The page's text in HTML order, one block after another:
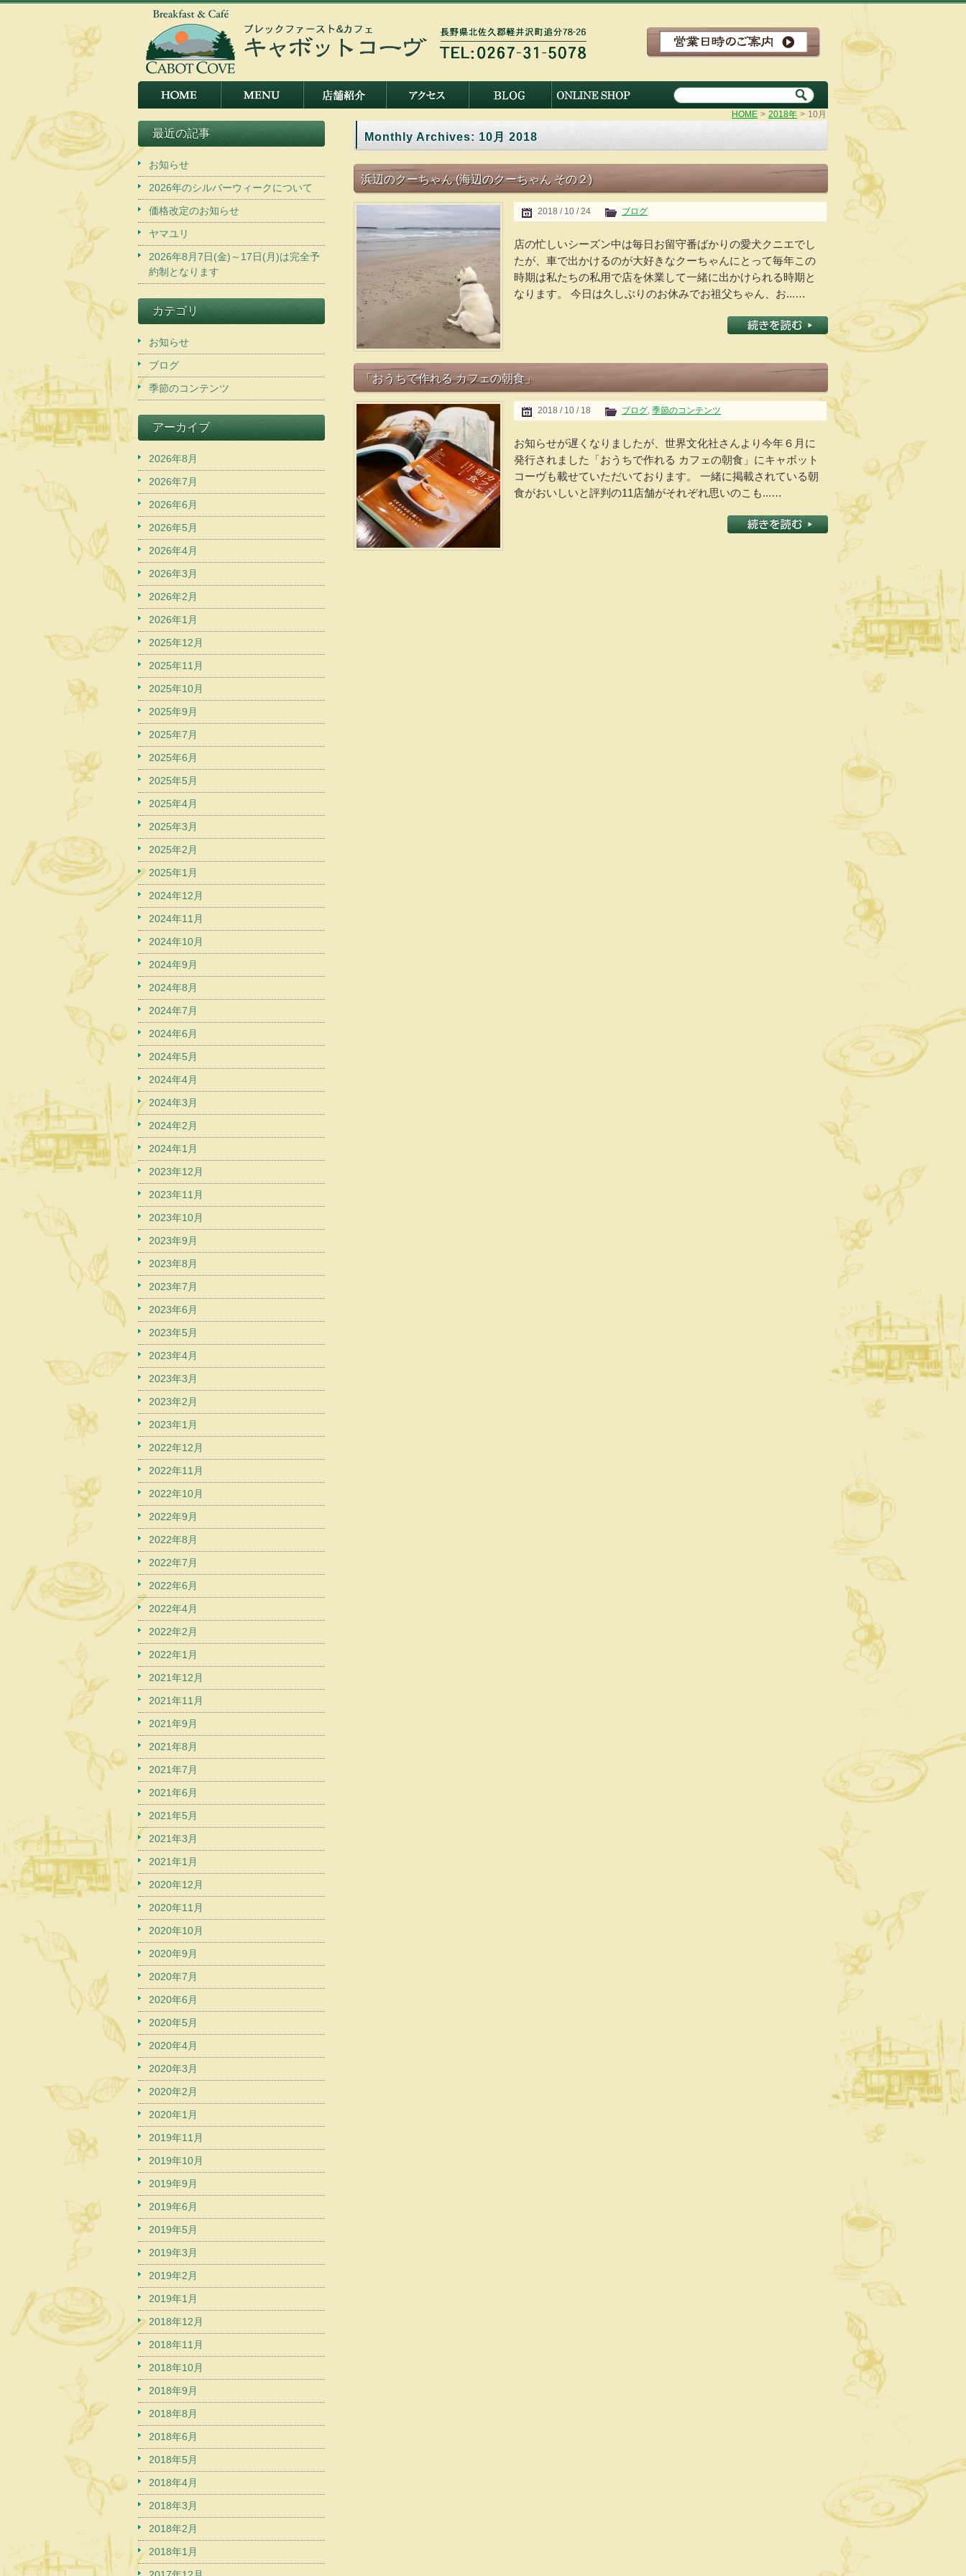
HOME > 2018年 > 10月
Monthly Archives: 10月 2018
浜辺のクーちゃん (海辺のクーちゃん その２)
2018 / 10 / 24 ブログ
店の忙しいシーズン中は毎日お留守番ばかりの愛犬クニエでし
たが、車で出かけるのが大好きなクーちゃんにとって毎年この
時期は私たちの私用で店を休業して一緒に出かけられる時期と
なります。 今日は久しぶりのお休みでお祖父ちゃん、お...…
「おうちで作れる カフェの朝食」
2018 / 10 / 18 ブログ, 季節のコンテンツ
お知らせが遅くなりましたが、世界文化社さんより今年６月に
発行されました「おうちで作れる カフェの朝食」にキャボット
コーヴも載せていただいております。 一緒に掲載されている朝
食がおいしいと評判の11店舗がそれぞれ思いのこも...…
最近の記事
お知らせ
2026年のシルバーウィークについて
価格改定のお知らせ
ヤマユリ
2026年8月7日(金)～17日(月)は完全予
約制となります
カテゴリ
お知らせ
ブログ
季節のコンテンツ
アーカイブ
2026年8月
2026年7月
2026年6月
2026年5月
2026年4月
2026年3月
2026年2月
2026年1月
2025年12月
2025年11月
2025年10月
2025年9月
2025年7月
2025年6月
2025年5月
2025年4月
2025年3月
2025年2月
2025年1月
2024年12月
2024年11月
2024年10月
2024年9月
2024年8月
2024年7月
2024年6月
2024年5月
2024年4月
2024年3月
2024年2月
2024年1月
2023年12月
2023年11月
2023年10月
2023年9月
2023年8月
2023年7月
2023年6月
2023年5月
2023年4月
2023年3月
2023年2月
2023年1月
2022年12月
2022年11月
2022年10月
2022年9月
2022年8月
2022年7月
2022年6月
2022年4月
2022年2月
2022年1月
2021年12月
2021年11月
2021年9月
2021年8月
2021年7月
2021年6月
2021年5月
2021年3月
2021年1月
2020年12月
2020年11月
2020年10月
2020年9月
2020年7月
2020年6月
2020年5月
2020年4月
2020年3月
2020年2月
2020年1月
2019年11月
2019年10月
2019年9月
2019年6月
2019年5月
2019年3月
2019年2月
2019年1月
2018年12月
2018年11月
2018年10月
2018年9月
2018年8月
2018年6月
2018年5月
2018年4月
2018年3月
2018年2月
2018年1月